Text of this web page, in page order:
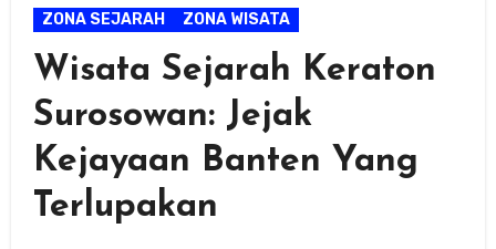
ZONA SEJARAH ZONA WISATA
Wisata Sejarah Keraton
Surosowan: Jejak
Kejayaan Banten Yang
Terlupakan